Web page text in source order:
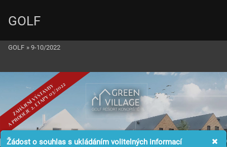
Žádost o souhlas s ukládáním volitelných informací
GOLF
GOLF » 9-10/2022